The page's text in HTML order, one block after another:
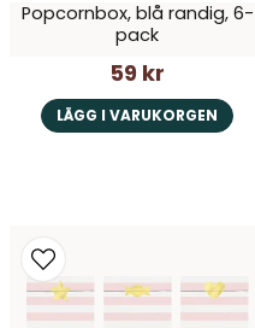
Popcornbox, blå randig, 6-
pack
59 kr
LÄGG I VARUKORGEN